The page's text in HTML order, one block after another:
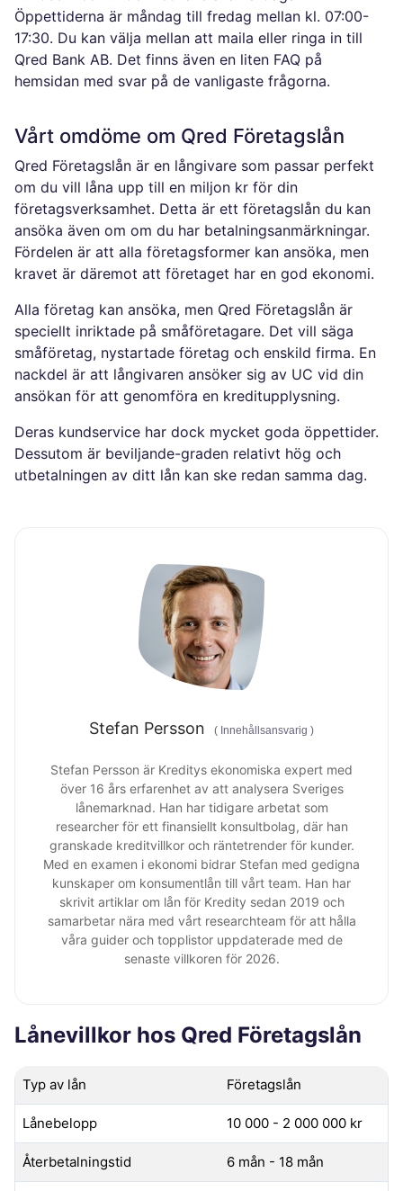
Öppettiderna är måndag till fredag mellan kl. 07:00-
17:30. Du kan välja mellan att maila eller ringa in till
Qred Bank AB. Det finns även en liten FAQ på
hemsidan med svar på de vanligaste frågorna.
Vårt omdöme om Qred Företagslån
Qred Företagslån är en långivare som passar perfekt
om du vill låna upp till en miljon kr för din
företagsverksamhet. Detta är ett företagslån du kan
ansöka även om om du har betalningsanmärkningar.
Fördelen är att alla företagsformer kan ansöka, men
kravet är däremot att företaget har en god ekonomi.
Alla företag kan ansöka, men Qred Företagslån är
speciellt inriktade på småföretagare. Det vill säga
småföretag, nystartade företag och enskild firma. En
nackdel är att långivaren ansöker sig av UC vid din
ansökan för att genomföra en kreditupplysning.
Deras kundservice har dock mycket goda öppettider.
Dessutom är beviljande-graden relativt hög och
utbetalningen av ditt lån kan ske redan samma dag.
Stefan Persson ( Innehållsansvarig )
Stefan Persson är Kreditys ekonomiska expert med
över 16 års erfarenhet av att analysera Sveriges
lånemarknad. Han har tidigare arbetat som
researcher för ett finansiellt konsultbolag, där han
granskade kreditvillkor och räntetrender för kunder.
Med en examen i ekonomi bidrar Stefan med gedigna
kunskaper om konsumentlån till vårt team. Han har
skrivit artiklar om lån för Kredity sedan 2019 och
samarbetar nära med vårt researchteam för att hålla
våra guider och topplistor uppdaterade med de
senaste villkoren för 2026.
Lånevillkor hos Qred Företagslån
Typ av lån Företagslån
Lånebelopp 10 000 - 2 000 000 kr
Återbetalningstid 6 mån - 18 mån